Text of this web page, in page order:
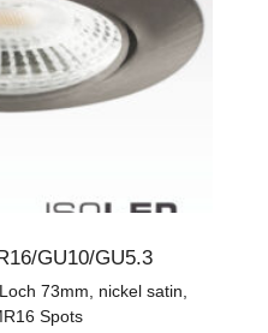
GU10/GU5.3
73mm, nickel satin,
Spots